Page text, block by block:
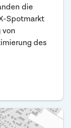
die
Spotmarkt
von
des